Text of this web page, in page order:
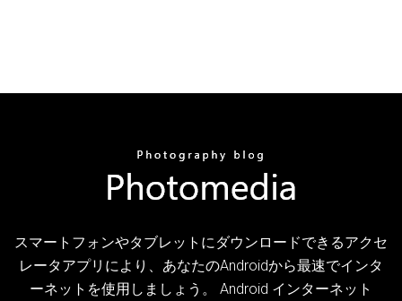
スマートフォンやタブレットにダウンロードできるアクセ
レータアプリにより、あなたのAndroidから最速でインタ
ーネットを使用しましょう。 Android インターネット